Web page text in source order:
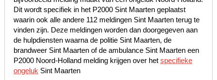
Dit wordt specifiek in het P2000 Sint Maarten geplaatst
waarin ook alle andere 112 meldingen Sint Maarten terug te
vinden zijn. Deze meldingen worden dan doorgegeven aan
de hulpdiensten waarna de politie Sint Maarten, de
brandweer Sint Maarten of de ambulance Sint Maarten een
P2000 Noord-Holland melding krijgen over het specifieke
ongeluk Sint Maarten